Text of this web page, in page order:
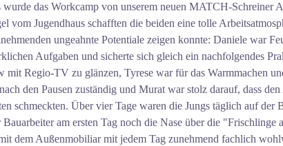
wurde das Workcamp von unserem neuen MATCH-Schreiner
vom Jugendhaus schafften die beiden eine tolle
ungeahnte Potentiale zeigen konnte: Daniele war
Aufgaben und sicherte sich gleich ein nachfolgendes
mit Regio-TV zu glänzen, Tyrese war für das Warmmachen
den Pausen zuständig und Murat war stolz darauf, dass
schmeckten. Über vier Tage waren die Jungs täglich auf der
Bauarbeiter am ersten Tag noch die Nase über die
dem Außenmobiliar mit jedem Tag zunehmend fachlich